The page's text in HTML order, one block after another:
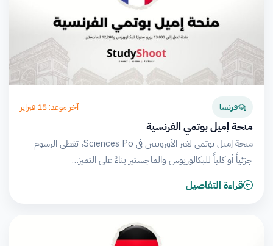
فرنسا آخر موعد: 15 فبراير
منحة إميل بوتمي الفرنسية
منحة إميل بوتمي لغير الأوروبيين في Sciences Po، تغطي الرسوم
جزئياً أو كلياً للبكالوريوس والماجستير بناءً على التميز…
قراءة التفاصيل